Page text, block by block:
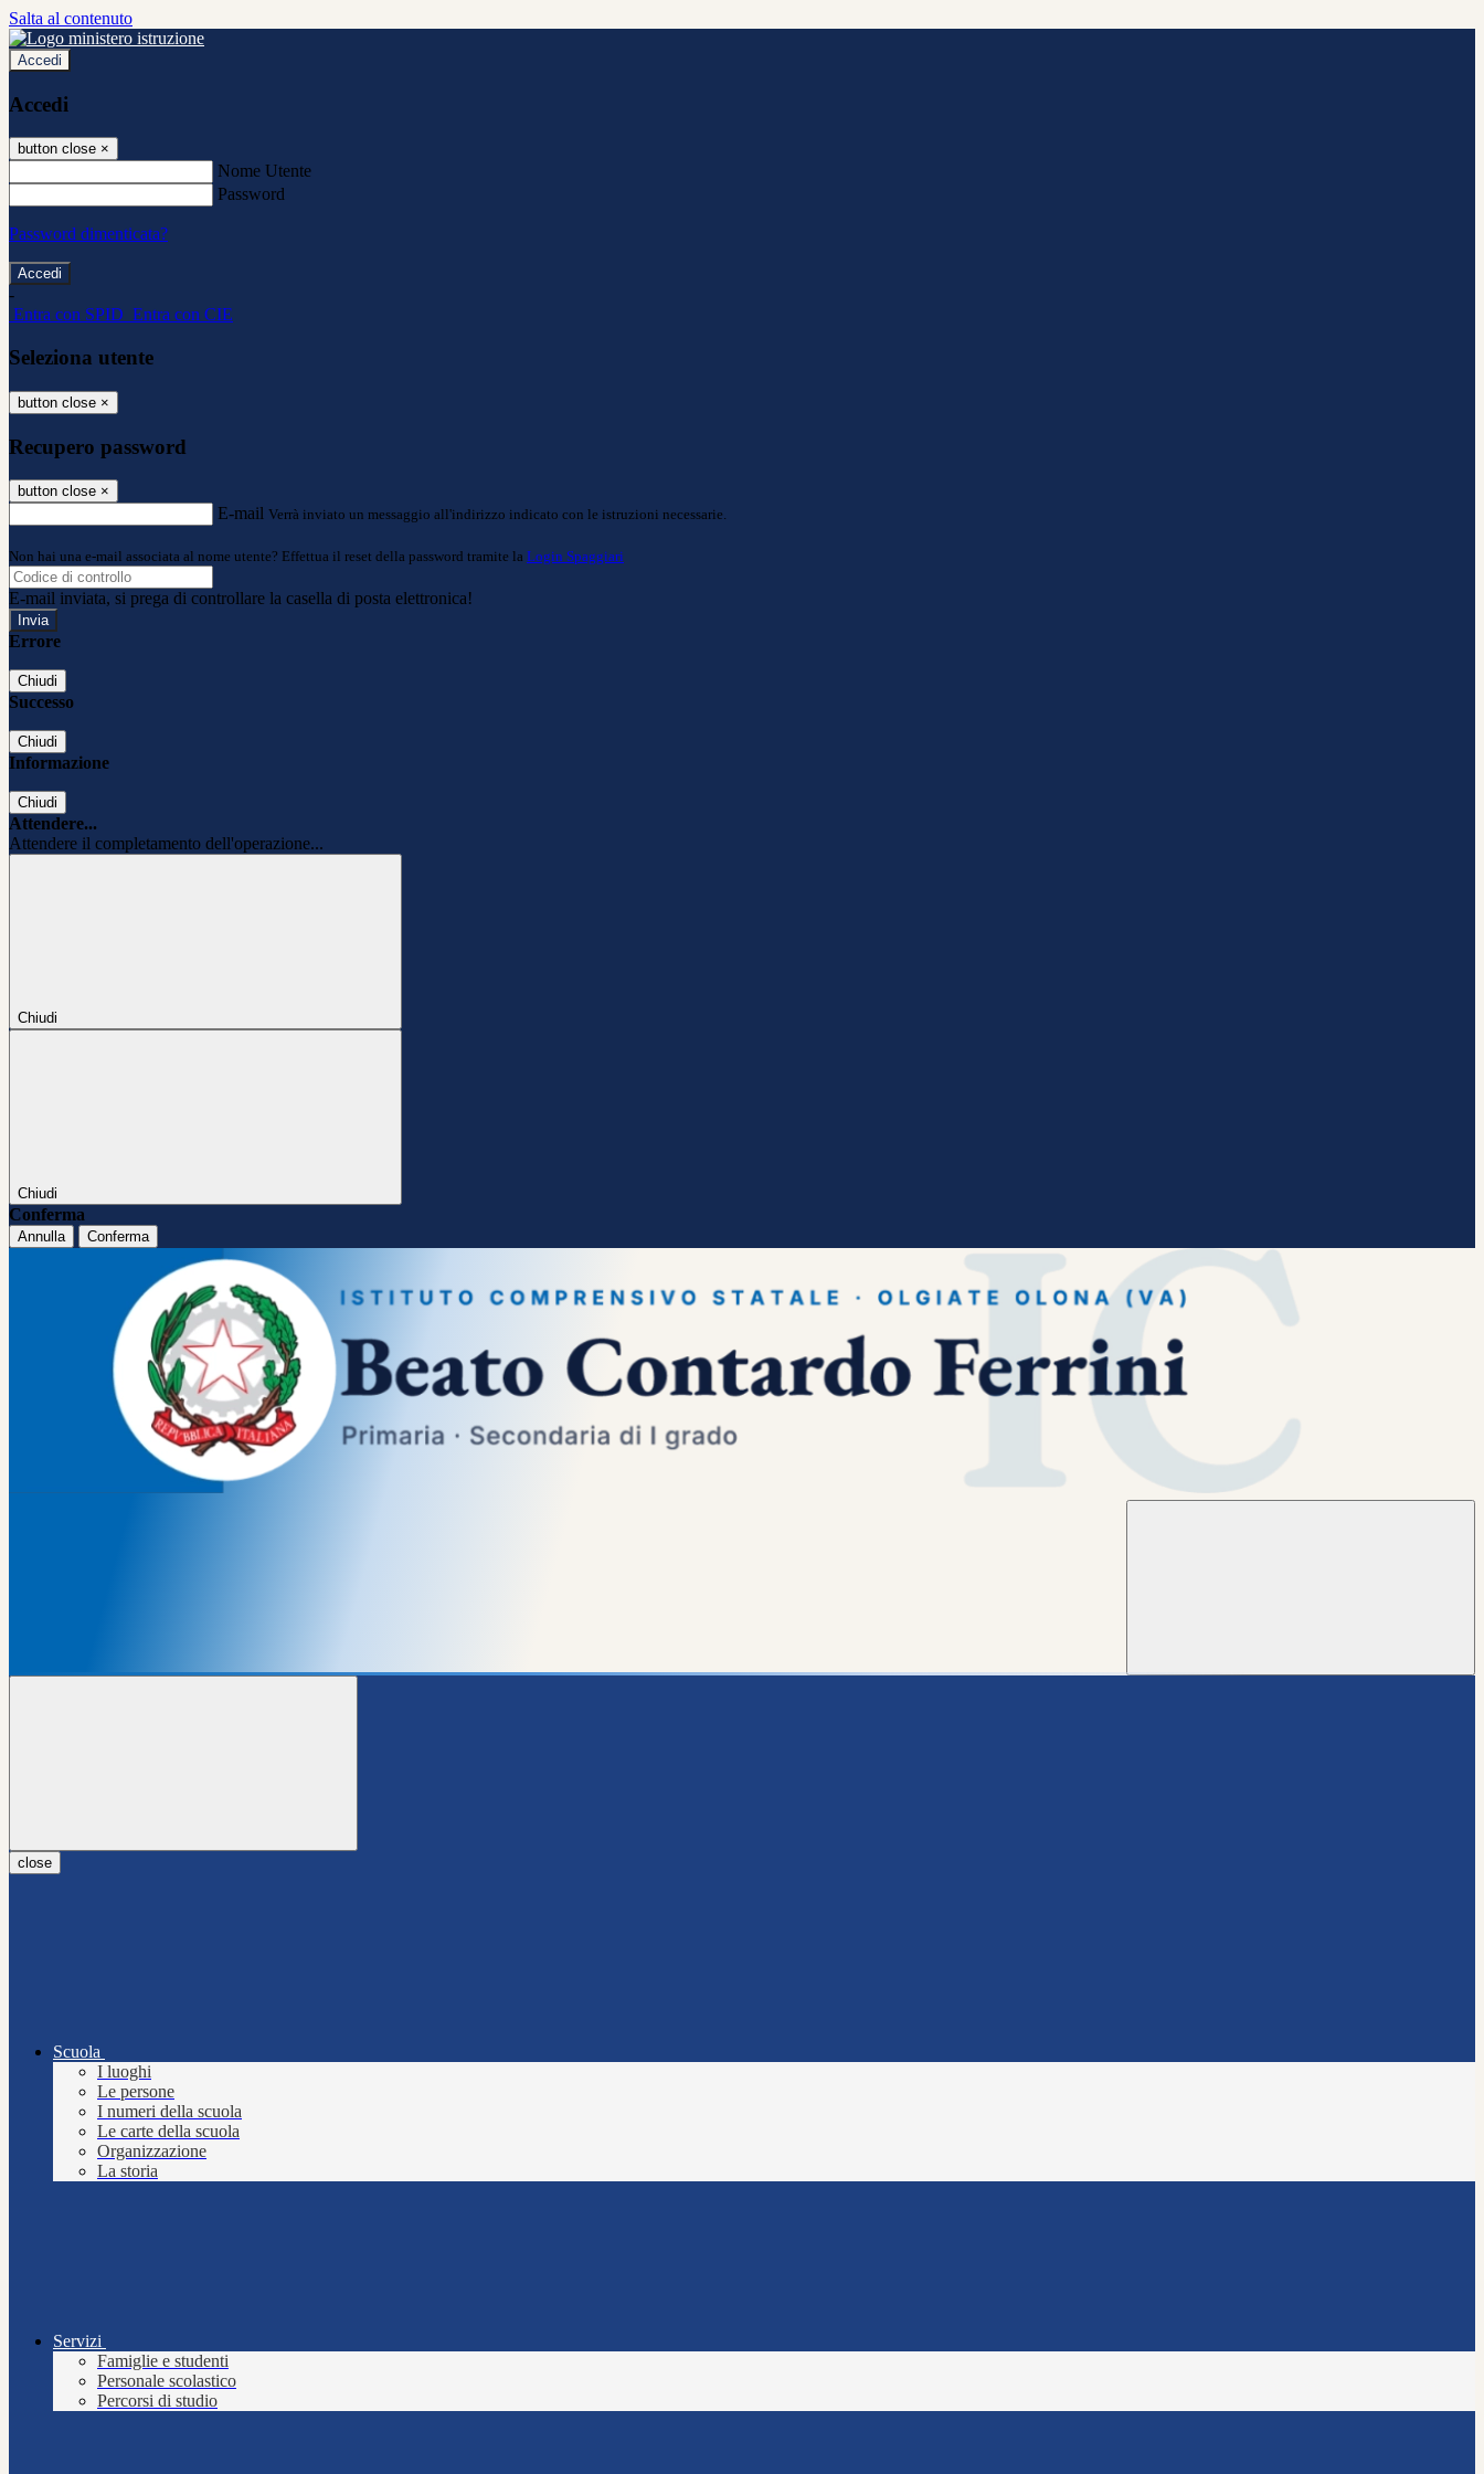
Salta al contenuto
Accedi
Accedi
button close ×
Nome Utente
Password
Password dimenticata?
-
Entra con SPID Entra con CIE
Seleziona utente
button close ×
Recupero password
button close ×
E-mail Verrà inviato un messaggio all'indirizzo indicato con le istruzioni necessarie.
Non hai una e-mail associata al nome utente? Effettua il reset della password tramite la Login Spaggiari
E-mail inviata, si prega di controllare la casella di posta elettronica!
Errore
Chiudi
Successo
Chiudi
Informazione
Chiudi
Attendere...
Attendere il completamento dell'operazione...
Chiudi
Chiudi
Conferma
Annulla Conferma
close
Scuola
I luoghi
Le persone
I numeri della scuola
Le carte della scuola
Organizzazione
La storia
Servizi
Famiglie e studenti
Personale scolastico
Percorsi di studio